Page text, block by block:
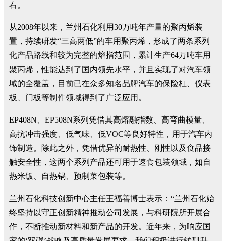
右。
从2008年以来，兰州石化利用30万吨年产量的聚丙烯装
置，持续研发“三高两低”的车用聚丙烯，形成了两条系列
化产品路线和较为完整的熔指范围，累计生产64万吨车用
聚丙烯，性能达到了国内领先水平，并且实现了对汽车领
域的全覆盖，目前已在众多知名品牌汽车的保险杠、仪表
板、门板等制件领域得到了广泛应用。
EP408N、EP508N系列凭借其高熔融指数、高弯曲模量、
高抗冲击强度、低气味、低VOC等良好特性，用于汽车内
饰制造。除此之外，凭借优异的耐热性、刚性以及食品接
触安全性，这两个系列产品还可用于速食包装领域，如自
热米饭、自热锅、预制菜包装等。
兰州石化科技创新中心主任王福善博士表示：“兰州石化始
终坚持以守正创新精神推动公司发展，与科研院所开展合
作，不断推动新材料和新产品的开发。近年来，为响应国